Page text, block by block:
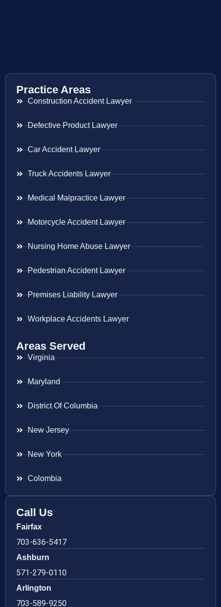
Practice Areas
Construction Accident Lawyer
Defective Product Lawyer
Car Accident Lawyer
Truck Accidents Lawyer
Medical Malpractice Lawyer
Motorcycle Accident Lawyer
Nursing Home Abuse Lawyer
Pedestrian Accident Lawyer
Premises Liability Lawyer
Workplace Accidents Lawyer
Areas Served
Virginia
Maryland
District Of Columbia
New Jersey
New York
Colombia
Call Us
Fairfax
703-636-5417
Ashburn
571-279-0110
Arlington
703-589-9250